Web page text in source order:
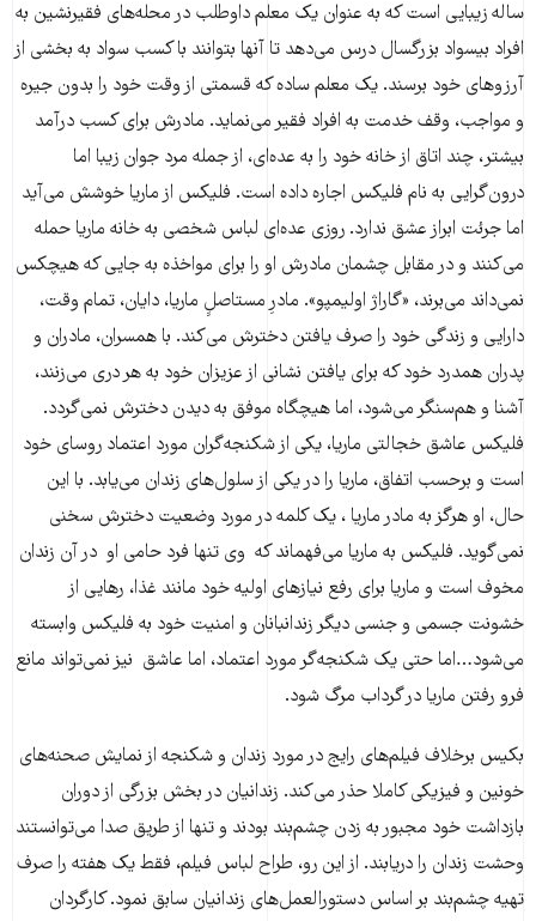
ساله زیبایی است که به عنوان یک معلم داوطلب در محله‌های فقیرنشین به
افراد بیسواد بزرگسال درس می‌دهد تا آنها بتوانند با کسب سواد به بخشی از
آرزوهای خود برسند. یک معلم ساده که قسمتی از وقت خود را بدون جیره
و مواجب، وقف خدمت به افراد فقیر می‌نماید. مادرش برای کسب درآمد
بیشتر، چند اتاق از خانه خود را به عده‌ای، از جمله مرد جوان زیبا اما
درون‌گرایی به نام فلیکس اجاره داده است. فلیکس از ماریا خوشش می‌آید
اما جرئت ابراز عشق ندارد. روزی عده‌ای لباس شخصی به خانه ماریا حمله
می‌کنند و در مقابل چشمان مادرش او را برای مواخذه به جایی که هیچکس
نمی‌داند می‌برند، «گاراژ اولیمپو». مادرِ مستاصلِِ ماریا، دایان، تمام وقت،
دارایی و زندگی خود را صرف یافتن دخترش می‌کند. با همسران، مادران و
پدران همدرد خود که برای یافتن نشانی از عزیزان خود به هر دری می‌زنند،
آشنا و هم‌سنگر می‌شود، اما هیچگاه موفق به دیدن دخترش نمی‌گردد.
فلیکس عاشق خجالتی ماریا، یکی از شکنجه‌گران مورد اعتماد روسای خود
است و برحسب اتفاق، ماریا را در یکی از سلول‌های زندان می‌یابد. با این
حال، او هرگز به مادر ماریا ، یک کلمه در مورد وضعیت دخترش سخنی
نمی‌گوید. فلیکس به ماریا می‌فهماند که وی تنها فرد حامی او در آن زندان
مخوف است و ماریا برای رفع نیازهای اولیه خود مانند غذا، رهایی از
خشونت جسمی و جنسی دیگر زندانبانان و امنیت خود به فلیکس وابسته
می‌شود…اما حتی یک شکنجه‌گر مورد اعتماد، اما عاشق نیز نمی‌تواند مانع
فرو رفتن ماریا در گرداب مرگ شود.
بکیس برخلاف فیلم‌های رایج در مورد زندان و شکنجه از نمایش صحنه‌های
خونین و فیزیکی کاملا حذر می‌کند. زندانیان در بخش بزرگی از دوران
بازداشت خود مجبور به زدن چشم‌بند بودند و تنها از طریق صدا می‌توانستند
وحشت زندان را دریابند. از این رو، طراح لباس فیلم، فقط یک هفته را صرف
تهیه چشم‌بند بر اساس دستورالعمل‌های زندانیان سابق نمود. کارگردان